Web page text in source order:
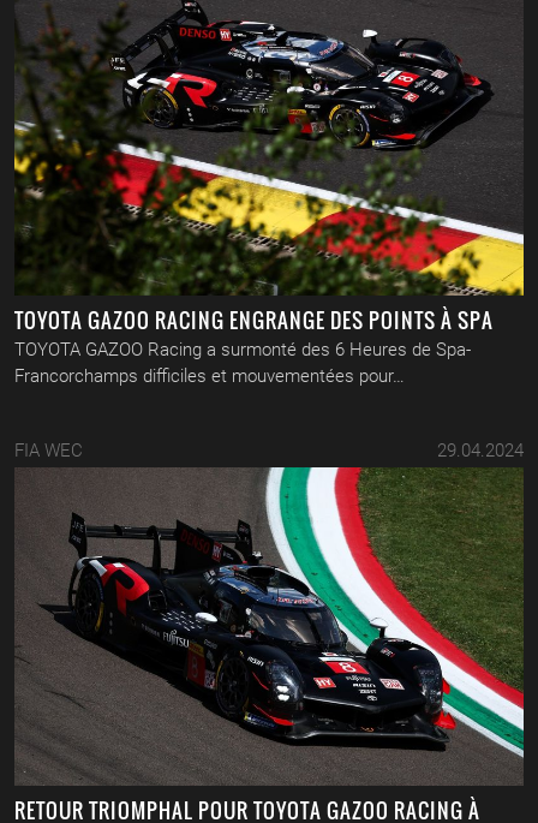
TOYOTA GAZOO RACING ENGRANGE DES POINTS À SPA
TOYOTA GAZOO Racing a surmonté des 6 Heures de Spa-
Francorchamps difficiles et mouvementées pour…
FIA WEC 29.04.2024
RETOUR TRIOMPHAL POUR TOYOTA GAZOO RACING À